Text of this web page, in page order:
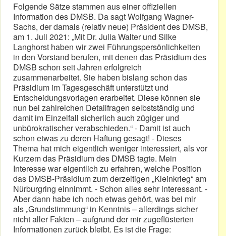
Folgende Sätze stammen aus einer offiziellen
Information des DMSB. Da sagt Wolfgang Wagner-
Sachs, der damals (relativ neue) Präsident des DMSB,
am 1. Juli 2021: „Mit Dr. Julia Walter und Silke
Langhorst haben wir zwei Führungspersönlichkeiten
in den Vorstand berufen, mit denen das Präsidium des
DMSB schon seit Jahren erfolgreich
zusammenarbeitet. Sie haben bislang schon das
Präsidium im Tagesgeschäft unterstützt und
Entscheidungsvorlagen erarbeitet. Diese können sie
nun bei zahlreichen Detailfragen selbstständig und
damit im Einzelfall sicherlich auch zügiger und
unbürokratischer verabschieden.“ - Damit ist auch
schon etwas zu deren Haftung gesagt! - Dieses
Thema hat mich eigentlich weniger interessiert, als vor
Kurzem das Präsidium des DMSB tagte. Mein
Interesse war eigentlich zu erfahren, welche Position
das DMSB-Präsidium zum derzeitigen „Kleinkrieg“ am
Nürburgring einnimmt. - Schon alles sehr interessant. -
Aber dann habe ich noch etwas gehört, was bei mir
als „Grundstimmung“ in Kenntnis – allerdings sicher
nicht aller Fakten – aufgrund der mir zugeflüsterten
Informationen zurück bleibt. Es ist die Frage: